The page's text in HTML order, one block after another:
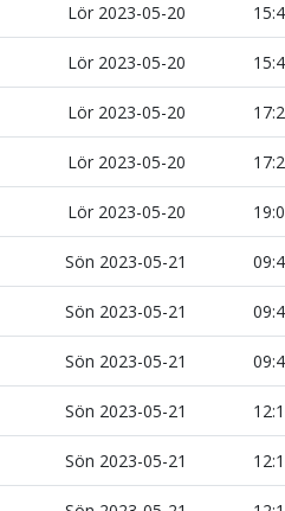
Lör 2023-05-20
Lör 2023-05-20
Lör 2023-05-20
Lör 2023-05-20
Lör 2023-05-20
Sön 2023-05-21
Sön 2023-05-21
Sön 2023-05-21
Sön 2023-05-21
Sön 2023-05-21